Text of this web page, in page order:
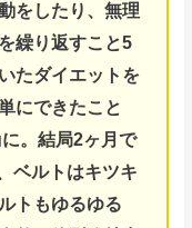
をしたり、無理
繰り返すこと5
たダイエットを
にできたこと
。結局2ヶ月で
ベルトはキツキ
トもゆるゆる